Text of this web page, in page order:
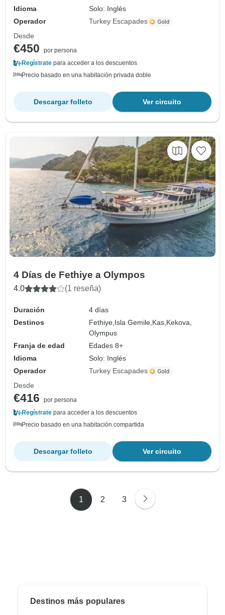
Idioma
Solo: Inglés
Operador
Turkey Escapades
Desde
€450
por persona
Regístrate para acceder a los descuentos
Precio basado en una habitación privada doble
Ver circuito
Descargar folleto
4 Días de Fethiye a Olympos
4.0 (1 reseña)
Duración
4 días
Destinos
Fethiye,Isla Gemile,Kas,Kekova,
Olympus
Franja de edad
Edades 8+
Idioma
Solo: Inglés
Operador
Turkey Escapades
Desde
€416
por persona
Regístrate para acceder a los descuentos
Precio basado en una habitación compartida
Ver circuito
Descargar folleto
1 2 3
Destinos más populares